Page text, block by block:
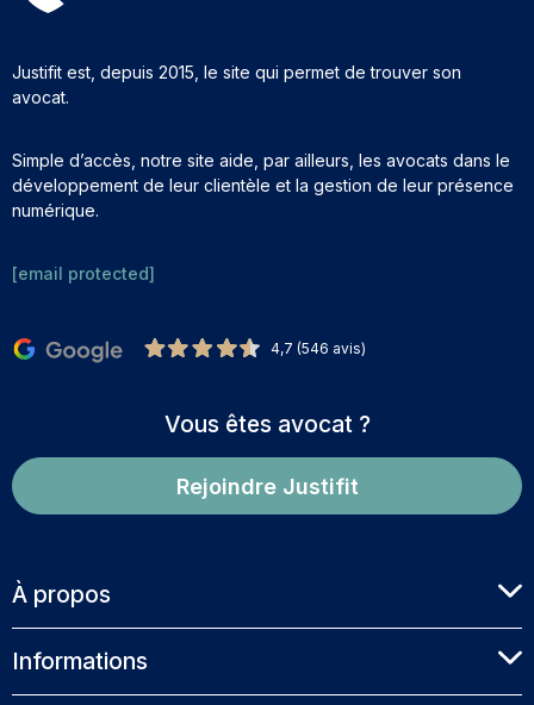
Justifit est, depuis 2015, le site qui permet de trouver son
avocat.
Simple d’accès, notre site aide, par ailleurs, les avocats dans le
développement de leur clientèle et la gestion de leur présence
numérique.
[email protected]
4,7 (546 avis)
Vous êtes avocat ?
Rejoindre Justifit
À propos
Informations